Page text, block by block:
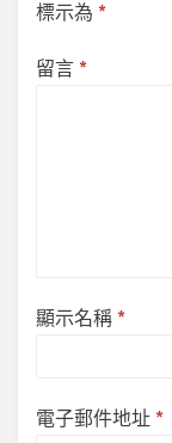
標示為 *
留言 *
顯示名稱 *
電子郵件地址 *